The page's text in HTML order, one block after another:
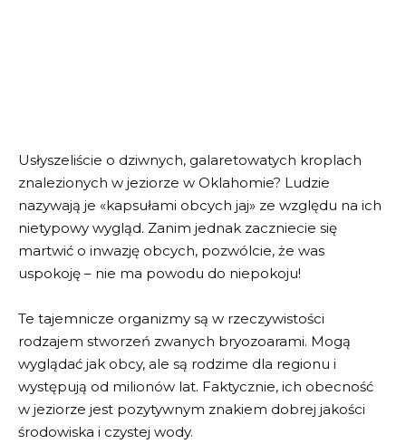
Usłyszeliście o dziwnych, galaretowatych kroplach
znalezionych w jeziorze w Oklahomie? Ludzie
nazywają je «kapsułami obcych jaj» ze względu na ich
nietypowy wygląd. Zanim jednak zaczniecie się
martwić o inwazję obcych, pozwólcie, że was
uspokoję – nie ma powodu do niepokoju!
Te tajemnicze organizmy są w rzeczywistości
rodzajem stworzeń zwanych bryozoarami. Mogą
wyglądać jak obcy, ale są rodzime dla regionu i
występują od milionów lat. Faktycznie, ich obecność
w jeziorze jest pozytywnym znakiem dobrej jakości
środowiska i czystej wody.